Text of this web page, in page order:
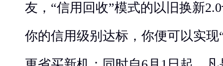
友，“信用回收”模式的以旧换新
你的信用级别达标，你便可以实